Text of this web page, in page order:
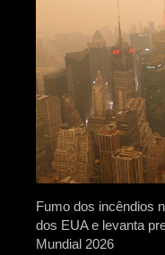
Fumo dos incêndios
dos EUA e levanta
Mundial 2026